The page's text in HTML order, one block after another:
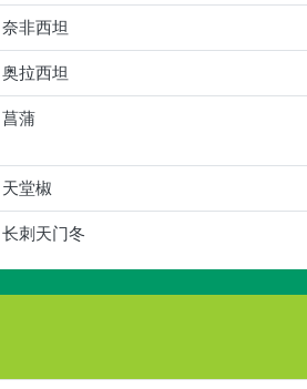
奈非西坦
奥拉西坦
菖蒲
天堂椒
长刺天门冬